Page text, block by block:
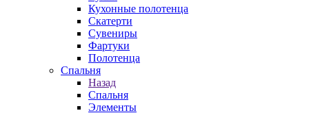
Кухонные полотенца
Скатерти
Сувениры
Фартуки
Полотенца
Спальня
Назад
Спальня
Элементы